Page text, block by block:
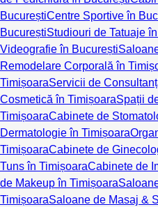
BucureștiCentre Sportive în
BucureștiStudiouri de Tatuaje
Videografie în București
Remodelare Corporală în
TimișoaraServicii de
Cosmetică în TimișoaraSpații
TimișoaraCabinete de
Dermatologie în Timișoara
TimișoaraCabinete de
Tuns în TimișoaraCabinete de
de Makeup în Timișoara
TimișoaraSaloane de Masaj &